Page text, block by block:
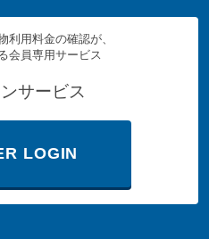
利用料金の確認が、
会員専用サービス
サービス
LOGIN